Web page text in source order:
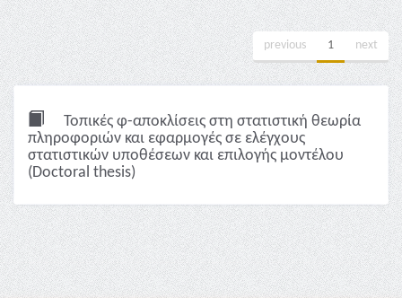
previous 1 next
Τοπικές φ-αποκλίσεις στη στατιστική θεωρία
πληροφοριών και εφαρμογές σε ελέγχους
στατιστικών υποθέσεων και επιλογής μοντέλου
(Doctoral thesis)